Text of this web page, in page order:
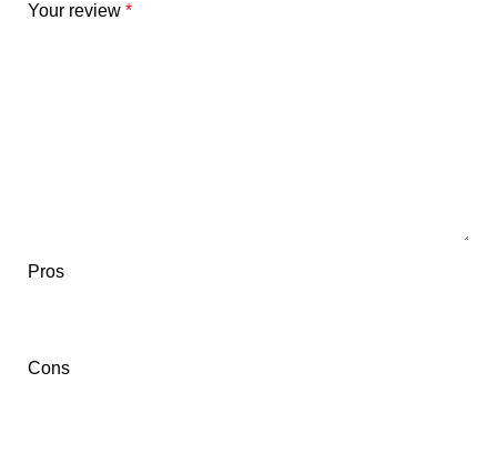
Your review *
Pros
Cons